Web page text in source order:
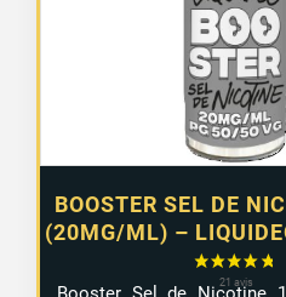
BOOSTER SEL DE
(20MG/ML) –
à
9,99